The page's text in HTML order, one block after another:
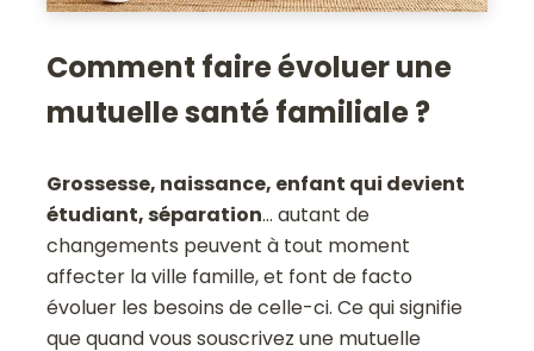
Comment faire évoluer une
mutuelle santé familiale ?
Grossesse, naissance, enfant qui devient
étudiant, séparation… autant de
changements peuvent à tout moment
affecter la ville famille, et font de facto
évoluer les besoins de celle-ci. Ce qui signifie
que quand vous souscrivez une mutuelle